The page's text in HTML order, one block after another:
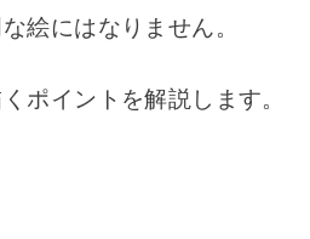
絵にはなりません。
ポイントを解説します。